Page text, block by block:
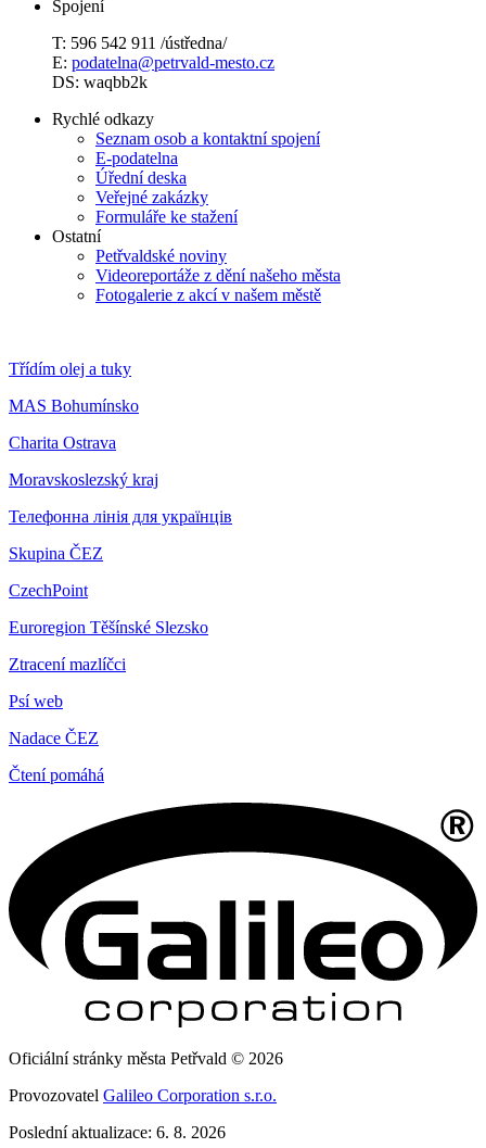
Spojení
T: 596 542 911 /ústředna/
E: podatelna@petrvald-mesto.cz
DS: waqbb2k
Rychlé odkazy
Seznam osob a kontaktní spojení
E-podatelna
Úřední deska
Veřejné zakázky
Formuláře ke stažení
Ostatní
Petřvaldské noviny
Videoreportáže z dění našeho města
Fotogalerie z akcí v našem městě
Třídím olej a tuky
MAS Bohumínsko
Charita Ostrava
Moravskoslezský kraj
Телефонна лінія для українців
Skupina ČEZ
CzechPoint
Euroregion Těšínské Slezsko
Ztracení mazlíčci
Psí web
Nadace ČEZ
Čtení pomáhá
Oficiální stránky města Petřvald © 2026
Provozovatel Galileo Corporation s.r.o.
Poslední aktualizace: 6. 8. 2026